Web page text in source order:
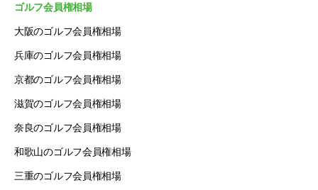
ゴルフ会員権相場
大阪のゴルフ会員権相場
兵庫のゴルフ会員権相場
京都のゴルフ会員権相場
滋賀のゴルフ会員権相場
奈良のゴルフ会員権相場
和歌山のゴルフ会員権相場
三重のゴルフ会員権相場